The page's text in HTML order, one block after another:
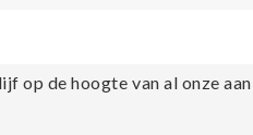
op de hoogte van al onze